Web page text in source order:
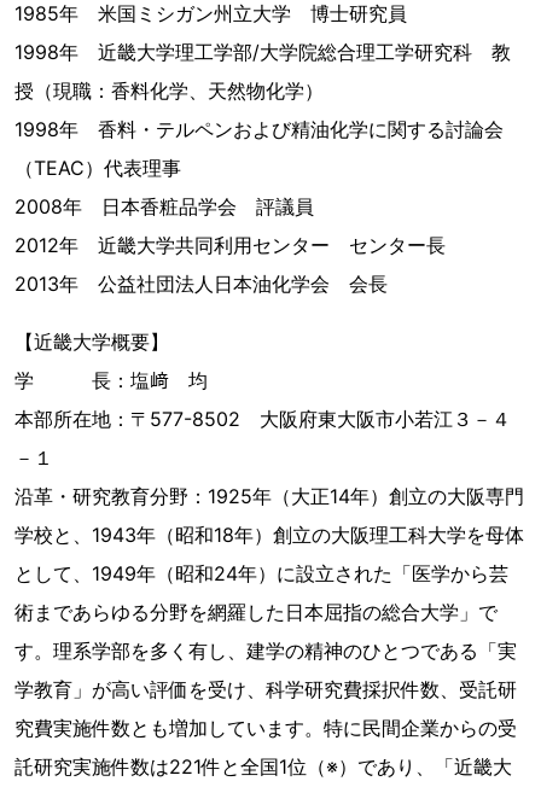
1985年 米国ミシガン州立大学 博士研究員
1998年 近畿大学理工学部/大学院総合理工学研究科 教
授（現職：香料化学、天然物化学）
1998年 香料・テルペンおよび精油化学に関する討論会
（TEAC）代表理事
2008年 日本香粧品学会 評議員
2012年 近畿大学共同利用センター センター長
2013年 公益社団法人日本油化学会 会長
【近畿大学概要】
学 長：塩﨑 均
本部所在地：〒577-8502 大阪府東大阪市小若江３－４
－１
沿革・研究教育分野：1925年（大正14年）創立の大阪専門
学校と、1943年（昭和18年）創立の大阪理工科大学を母体
として、1949年（昭和24年）に設立された「医学から芸
術まであらゆる分野を網羅した日本屈指の総合大学」で
す。理系学部を多く有し、建学の精神のひとつである「実
学教育」が高い評価を受け、科学研究費採択件数、受託研
究費実施件数とも増加しています。特に民間企業からの受
託研究実施件数は221件と全国1位（※）であり、「近畿大